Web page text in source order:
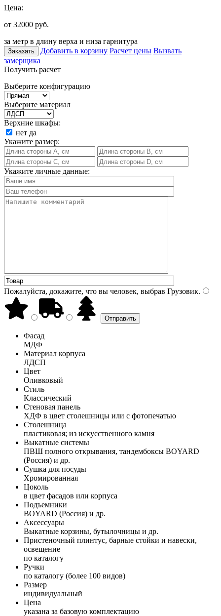
Цена:
от 32000 руб.
за метр в длину верха и низа гарнитура
Заказать Добавить в корзину Расчет цены Вызвать
замерщика
Получить расчет
Выберите конфигурацию
Выберите материал
Верхние шкафы:
нет да
Укажите размер:
Укажите личные данные:
Пожалуйста, докажите, что вы человек, выбрав Грузовик.
Фасад
МДФ
Материал корпуса
ЛДСП
Цвет
Оливковый
Стиль
Классический
Стеновая панель
ХДФ в цвет столешницы или с фотопечатью
Столешница
пластиковая; из искусственного камня
Выкатные системы
ПВШ полного открывания, тандембоксы BOYARD
(Россия) и др.
Сушка для посуды
Хромированная
Цоколь
в цвет фасадов или корпуса
Подъемники
BOYARD (Россия) и др.
Аксессуары
Выкатные корзины, бутылочницы и др.
Пристеночный плинтус, барные стойки и навески,
освещение
по каталогу
Ручки
по каталогу (более 100 видов)
Размер
индивидуальный
Цена
указана за базовую комплектацию